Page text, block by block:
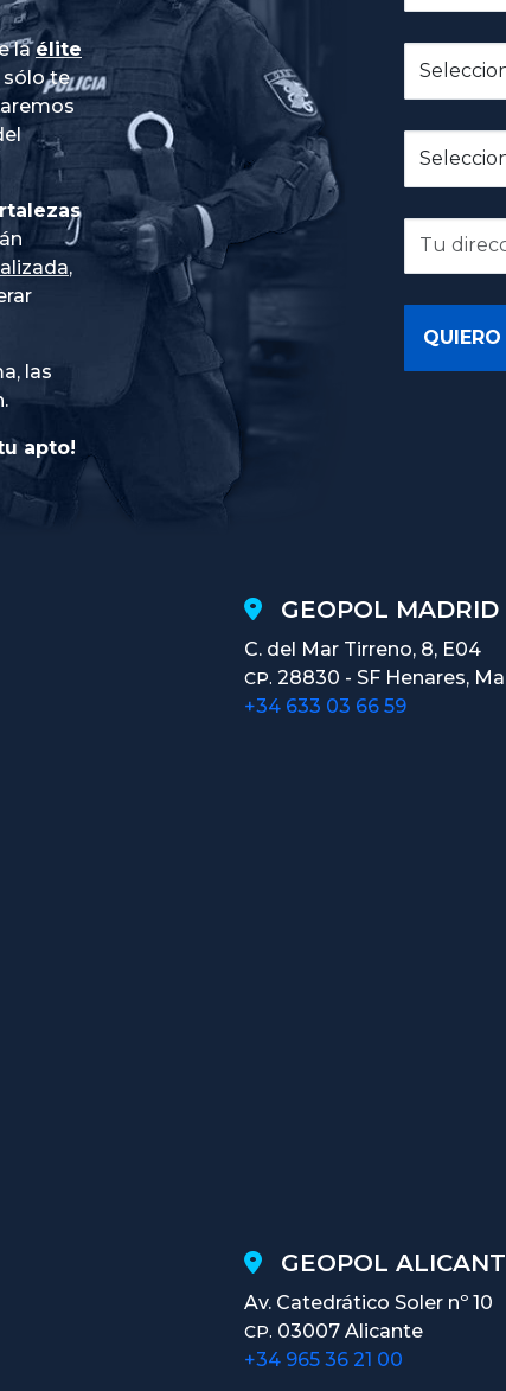
laélite
sólo te
,
las
apto!
GEOPOL MADRID
C. del Mar Tirreno, 8, E04
CP. 28830 - SF Henares,
+34 633 03 66 59
GEOPOL
Av. Catedrático Soler nº 10
CP. 03007 Alicante
+34 965 36 21 00